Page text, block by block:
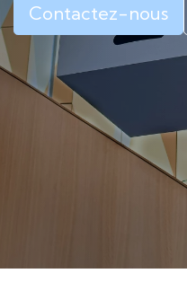
Contactez-nous